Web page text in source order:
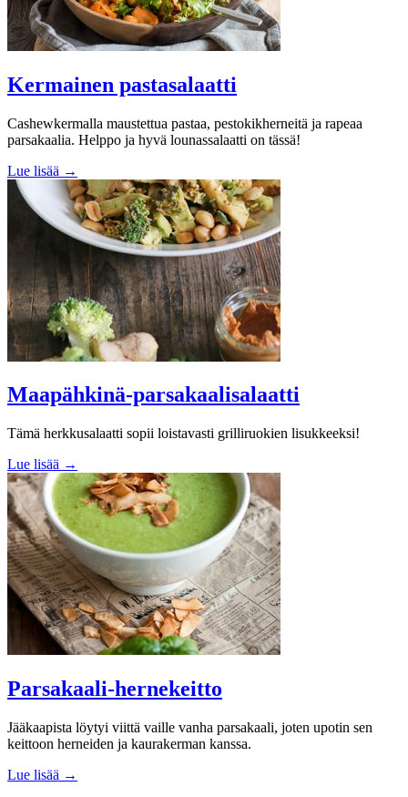
Kermainen pastasalaatti
Cashewkermalla maustettua pastaa, pestokikherneitä ja rapeaa
parsakaalia. Helppo ja hyvä lounassalaatti on tässä!
Lue lisää →
Maapähkinä-parsakaalisalaatti
Tämä herkkusalaatti sopii loistavasti grilliruokien lisukkeeksi!
Lue lisää →
Parsakaali-hernekeitto
Jääkaapista löytyi viittä vaille vanha parsakaali, joten upotin sen
keittoon herneiden ja kaurakerman kanssa.
Lue lisää →